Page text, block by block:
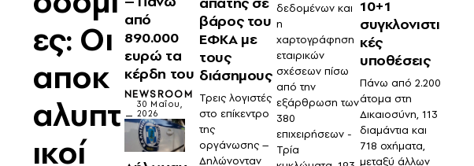
ες: Oι
αποκ
αλυπτ
ικοί
από
890.000
ευρώ τα
κέρδη του
NEWSROOM
30 Μαΐου,
2026
βάρος του
ΕΦΚΑ με
τους
διάσημους
Τρεις λογιστές
στο επίκεντρο
της
οργάνωσης –
Δηλώνονταν
δεδομένων και
η
χαρτογράφηση
εταιρικών
σχέσεων πίσω
από την
εξάρθρωση των
380
επιχειρήσεων -
Τρία
10+1
συγκλονιστι
κές
υποθέσεις
Πάνω από 2.200
άτομα στη
Δικαιοσύνη, 113
διαμάντια και
718 οχήματα,
μεταξύ άλλων